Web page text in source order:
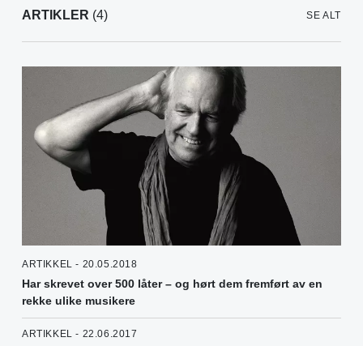
ARTIKLER (4) SE ALT
ARTIKKEL - 20.05.2018
Har skrevet over 500 låter – og hørt dem fremført av en
rekke ulike musikere
ARTIKKEL - 22.06.2017